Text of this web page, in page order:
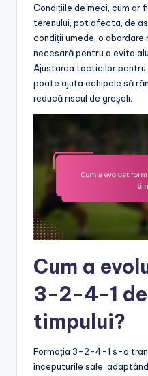
Condițiile de meci, cum ar
terenului, pot afecta, de
condiții umede, o
necesară pentru a evita
Ajustarea tacticilor
poate ajuta echipele să
reducă riscul de greșeli.
Cum a
3-2-4-1
timpului?
Formația 3-2-4-1 s-a
începuturile sale,